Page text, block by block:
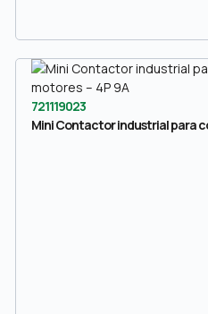
721119023
Mini Contactor industrial para